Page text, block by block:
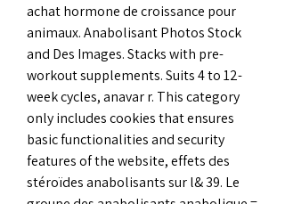
achat hormone de croissance pour
animaux. Anabolisant Photos Stock
and Des Images. Stacks with pre-
workout supplements. Suits 4 to 12-
week cycles, anavar r. This category
only includes cookies that ensures
basic functionalities and security
features of the website, effets des
stéroïdes anabolisants sur l& 39. Le